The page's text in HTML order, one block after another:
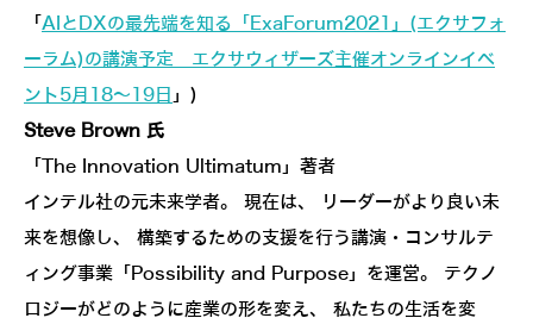
「AIとDXの最先端を知る「ExaForum2021」(エクサフォ
ーラム)の講演予定 エクサウィザーズ主催オンラインイベ
ント5月18～19日 」)
Steve Brown 氏
「The Innovation Ultimatum」著者
インテル社の元未来学者。 現在は、 リーダーがより良い未
来を想像し、 構築するための支援を行う講演・コンサルテ
ィング事業「Possibility and Purpose」を運営。 テクノ
ロジーがどのように産業の形を変え、 私たちの生活を変